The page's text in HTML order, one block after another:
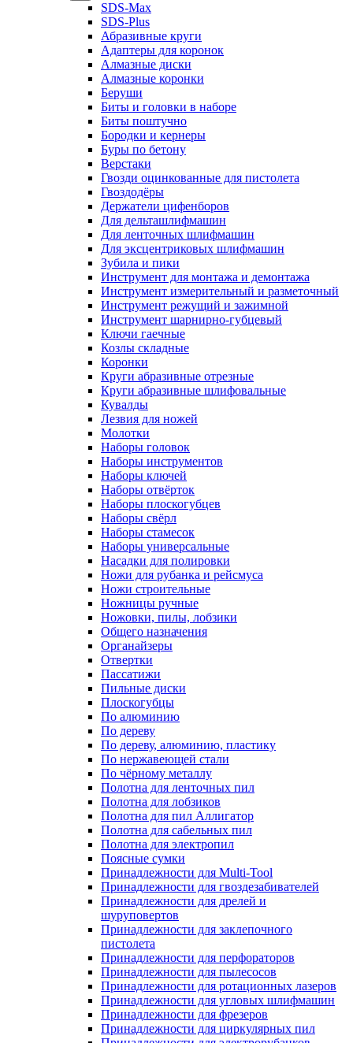
SDS-Max
SDS-Plus
Абразивные круги
Адаптеры для коронок
Алмазные диски
Алмазные коронки
Беруши
Биты и головки в наборе
Биты поштучно
Бородки и кернеры
Буры по бетону
Верстаки
Гвозди оцинкованные для пистолета
Гвоздодёры
Держатели цифенборов
Для дельташлифмашин
Для ленточных шлифмашин
Для эксцентриковых шлифмашин
Зубила и пики
Инструмент для монтажа и демонтажа
Инструмент измерительный и разметочный
Инструмент режущий и зажимной
Инструмент шарнирно-губцевый
Ключи гаечные
Козлы складные
Коронки
Круги абразивные отрезные
Круги абразивные шлифовальные
Кувалды
Лезвия для ножей
Молотки
Наборы головок
Наборы инструментов
Наборы ключей
Наборы отвёрток
Наборы плоскогубцев
Наборы свёрл
Наборы стамесок
Наборы универсальные
Насадки для полировки
Ножи для рубанка и рейсмуса
Ножи строительные
Ножницы ручные
Ножовки, пилы, лобзики
Общего назначения
Органайзеры
Отвертки
Пассатижи
Пильные диски
Плоскогубцы
По алюминию
По дереву
По дереву, алюминию, пластику
По нержавеющей стали
По чёрному металлу
Полотна для ленточных пил
Полотна для лобзиков
Полотна для пил Аллигатор
Полотна для сабельных пил
Полотна для электропил
Поясные сумки
Принадлежности для Multi-Tool
Принадлежности для гвоздезабивателей
Принадлежности для дрелей и
шуруповертов
Принадлежности для заклепочного
пистолета
Принадлежности для перфораторов
Принадлежности для пылесосов
Принадлежности для ротационных лазеров
Принадлежности для угловых шлифмашин
Принадлежности для фрезеров
Принадлежности для циркулярных пил